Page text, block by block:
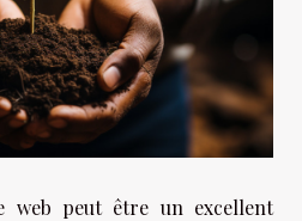
web peut être un excellent